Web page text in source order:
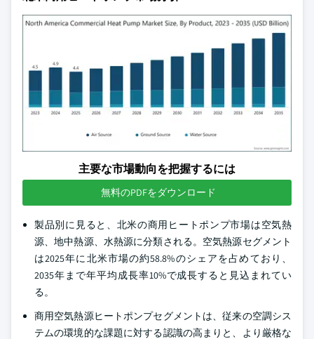
主要な市場動向を把握するには
無料のPDFをダウンロード
製品別に見ると、北米の商用ヒートポンプ市場は空気熱
源、地中熱源、水熱源に分類される。空気熱源セグメント
は2025年に北米市場の約58.8%のシェアを占めており、
2035年まで年平均成長率10%で成長すると見込まれてい
る。
商用空気熱源ヒートポンプセグメントは、従来の空調シス
テムの環境的な課題に対する認識の高まりと、より厳格な